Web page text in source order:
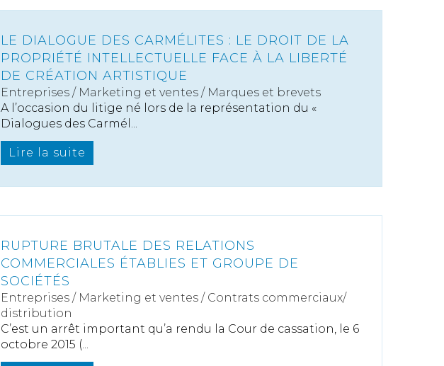
LE DIALOGUE DES CARMÉLITES : LE DROIT DE LA
PROPRIÉTÉ INTELLECTUELLE FACE À LA LIBERTÉ
DE CRÉATION ARTISTIQUE
Entreprises / Marketing et ventes / Marques et brevets
A l’occasion du litige né lors de la représentation du «
Dialogues des Carmél...
Lire la suite
RUPTURE BRUTALE DES RELATIONS
COMMERCIALES ÉTABLIES ET GROUPE DE
SOCIÉTÉS
Entreprises / Marketing et ventes / Contrats commerciaux/
distribution
C’est un arrêt important qu’a rendu la Cour de cassation, le 6
octobre 2015 (...